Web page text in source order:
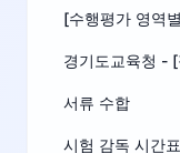
[수행평가 영역
서류 수합
시험 감독 시간